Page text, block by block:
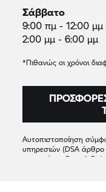
Σάββατο
9:00 πμ - 12:00 μμ
2:00 μμ - 6:00 μμ
*Πιθανώς οι χρόνοι
Αυτοπιστοποίηση
υπηρεσιών (DSA
συνεργάτης Rent A Ride